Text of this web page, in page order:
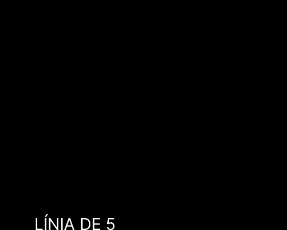
LÍNIA DE 5